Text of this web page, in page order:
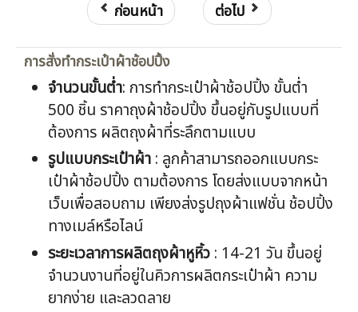
ก่อนหน้า ต่อไป
การสั่งทำกระเป๋าผ้าช้อปปิ้ง
จำนวนขั้นต่ำ: การทำกระเป๋าผ้าช้อปปิ้ง ขั้นต่ำ
500 ชิ้น ราคาถุงผ้าช้อปปิ้ง ขึ้นอยู่กับรูปแบบที่
ต้องการ ผลิตถุงผ้าที่ระลึกตามแบบ
รูปแบบกระเป๋าผ้า : ลูกค้าสามารถออกแบบกระ
เป๋าผ้าช้อปปิ้ง ตามต้องการ โดยส่งแบบจากหน้า
เว็บเพื่อสอบถาม เพียงส่งรูปถุงผ้าแฟชั่น ช้อปปิ้ง
ทางเมล์หรือไลน์
ระยะเวลาการผลิตถุงผ้าหูหิ้ว : 14-21 วัน ขึ้นอยู่
จำนวนงานที่อยู่ในคิวการผลิตกระเป๋าผ้า ความ
ยากง่าย และลวดลาย